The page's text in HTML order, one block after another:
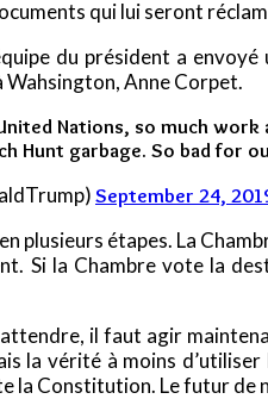
qui lui seront
du président a
Anne Corpet.
Nations, so much
Hunt garbage. So bad for
September 24,
plusieurs étapes. La
Si la Chambre vote la
il faut agir
la vérité à moins
la Constitution. Le futur de